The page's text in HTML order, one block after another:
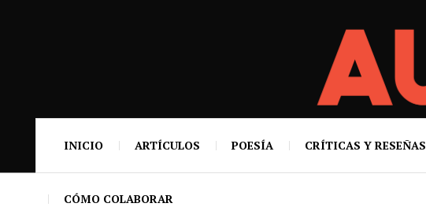
INICIO ARTÍCULOS POESÍA CRÍTICAS Y RESEÑAS
CÓMO COLABORAR